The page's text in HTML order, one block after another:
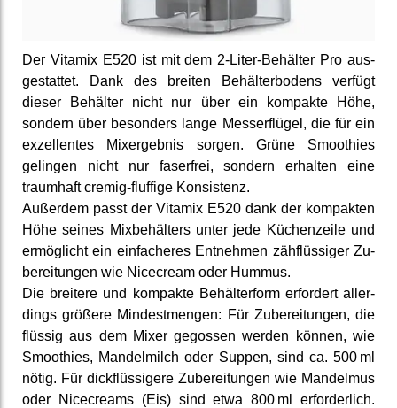
Der Vitamix E520 ist mit dem 2-Liter-Behälter Pro aus­
gestattet. Dank des breiten Behälterbodens verfügt
dieser Behälter nicht nur über ein kompakte Höhe,
sondern über be­sonders lange Messer­flügel, die für ein
ex­zellentes Mix­ergebnis sorgen. Grüne Smoothies
gelingen nicht nur faser­frei, sondern erhalten eine
traumhaft cremig-fluffige Konsis­tenz.
Außerdem passt der Vitamix E520 dank der kompakten
Höhe seines Mix­behälters unter jede Küchen­zeile und
ermög­licht ein ein­facheres Entnehmen zäh­flüssiger Zu­
berei­tungen wie Nicecream oder Hummus.
Die breitere und kompakte Be­hälter­form er­fordert aller­
dings größere Mindest­mengen: Für Zu­berei­tungen, die
flüssig aus dem Mixer gegossen werden können, wie
Smoothies, Mandel­milch oder Suppen, sind ca. 500 ml
nötig. Für dick­flüssigere Zu­berei­tungen wie Mandelmus
oder Nicecreams (Eis) sind etwa 800 ml er­forder­lich.